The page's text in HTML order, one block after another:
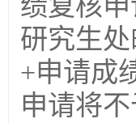
绩复核
研究生处
+申请成
申请将不